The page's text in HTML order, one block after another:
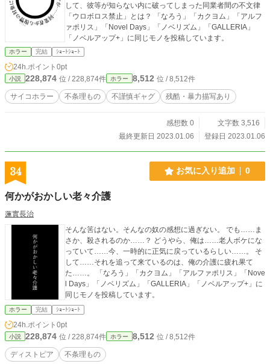
して、彼等が知らない内に破ってしまった同業者間の不文律
「ウロボロス禁止」とは？ 「なろう」「カクヨム」「アルフ
ァポリス」「Novel Days」「ノベリズム」「GALLERIA」
「ノベルアップ+」に同じモノを投稿しています。
ホラー 完結 ｼｮｰﾄｼｮｰﾄ
24h.ポイント 0pt
小説 228,874 位 / 228,874件 ホラー 8,512 位 / 8,512件
サイコホラー 不条理もの 不謹慎ギャグ 残酷・暴力描写あり
感想数 0
文字数 3,516
最終更新日 2023.01.06
登録日 2023.01.06
34 お気に入り追加 0
何かがおかしい老々介護
蓮實長治
そんな筈はない。そんなの奴の感想に過ぎない。 でも……ま
さか、殺されるのか……？ どうやら、俺は……老人ボケにな
っていて……今、一時的に正気に戻っているらしい……。 そ
して……それを追って来ているのは、俺の介護に疲れ果て
た……。 「なろう」「カクヨム」「アルファポリス」「Nove
l Days」「ノベリズム」「GALLERIA」「ノベルアップ+」に
同じモノを投稿しています。
ホラー 完結 ｼｮｰﾄｼｮｰﾄ
24h.ポイント 0pt
小説 228,874 位 / 228,874件 ホラー 8,512 位 / 8,512件
ディストピア 不条理もの